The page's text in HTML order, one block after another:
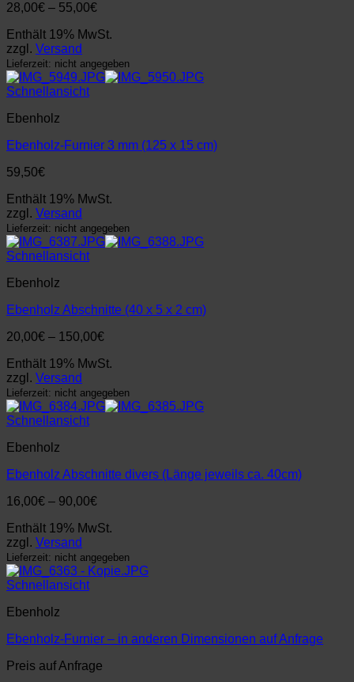
28,00€ – 55,00€
bis
Enthält 19% MwSt.
zzgl. Versand
Lieferzeit: nicht angegeben
Schnellansicht
Ebenholz
Ebenholz-Furnier 3 mm (125 x 15 cm)
59,50€
Enthält 19% MwSt.
zzgl. Versand
Lieferzeit: nicht angegeben
Schnellansicht
Ebenholz
Ebenholz Abschnitte (40 x 5 x 2 cm)
20,00€ – 150,00€
bis
Enthält 19% MwSt.
zzgl. Versand
Lieferzeit: nicht angegeben
Schnellansicht
Ebenholz
Ebenholz Abschnitte divers (Länge jeweils ca. 40cm)
16,00€ – 90,00€
bis
Enthält 19% MwSt.
zzgl. Versand
Lieferzeit: nicht angegeben
Schnellansicht
Ebenholz
Ebenholz-Furnier – in anderen Dimensionen auf Anfrage
Preis auf Anfrage